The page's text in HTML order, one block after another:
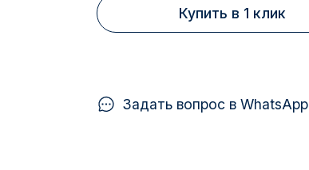
Купить в 1 клик
Задать вопрос в WhatsApp